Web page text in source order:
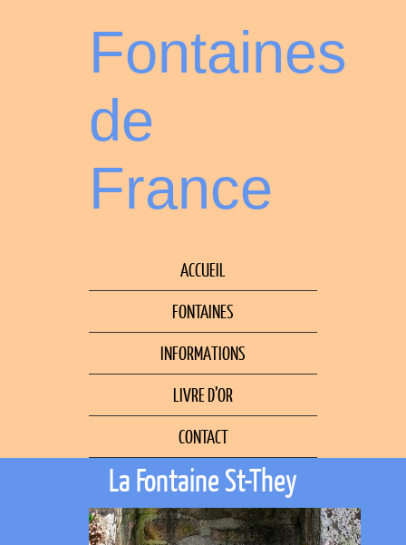
Fontaines
de
France
ACCUEIL
FONTAINES
INFORMATIONS
LIVRE D’OR
CONTACT
La Fontaine St-They